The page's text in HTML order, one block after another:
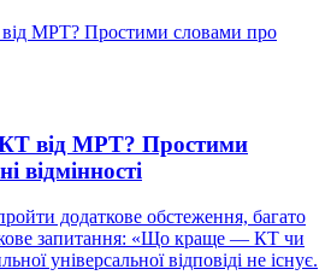
КТ від МРТ? Простими
відмінності
додаткове обстеження, багато
запитання: «Що краще — КТ чи
універсальної відповіді не існує.